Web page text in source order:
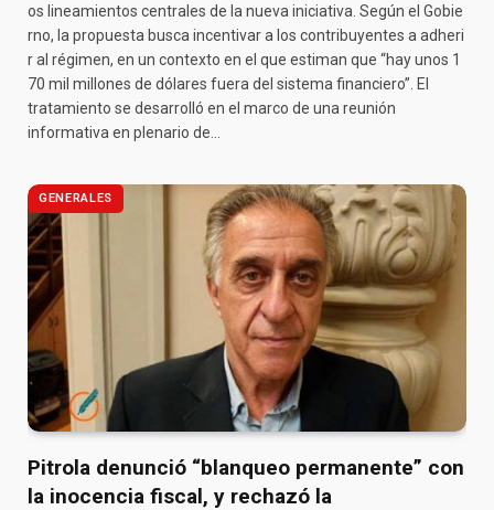
os lineamientos centrales de la nueva iniciativa. Según el Gobie
rno, la propuesta busca incentivar a los contribuyentes a adheri
r al régimen, en un contexto en el que estiman que “hay unos 1
70 mil millones de dólares fuera del sistema financiero”. El
tratamiento se desarrolló en el marco de una reunión
informativa en plenario de…
GENERALES
Pitrola denunció “blanqueo permanente” con
la inocencia fiscal, y rechazó la